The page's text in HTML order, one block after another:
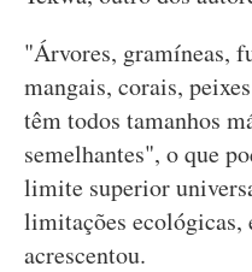
"Árvores, gramíneas,
mangais, corais,
têm todos tamanhos
semelhantes", o que
limite superior
limitações
acrescentou.